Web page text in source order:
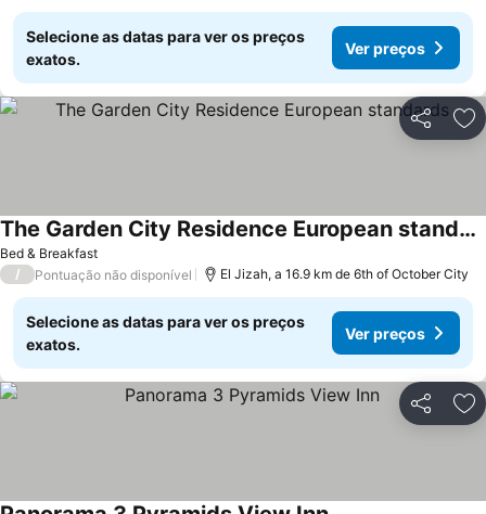
Selecione as datas para ver os preços
exatos.
Ver preços
Partilhar
Bed & Breakfast
The Garden City Residence European standards
/ Pontuação não disponível El Jizah, a 16.9 km de 6th of October City
Selecione as datas para ver os preços
exatos.
Ver preços
Partilhar